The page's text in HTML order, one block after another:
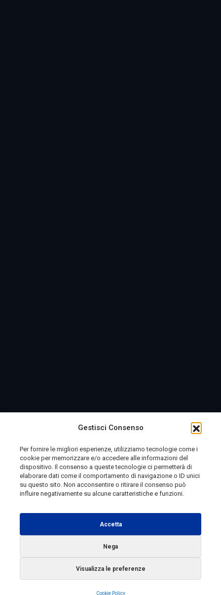
Gestisci Consenso
Per fornire le migliori esperienze, utilizziamo tecnologie come i
cookie per memorizzare e/o accedere alle informazioni del
dispositivo. Il consenso a queste tecnologie ci permetterà di
elaborare dati come il comportamento di navigazione o ID unici
su questo sito. Non acconsentire o ritirare il consenso può
influire negativamente su alcune caratteristiche e funzioni.
Accetta
Nega
Visualizza le preferenze
Cookie Policy